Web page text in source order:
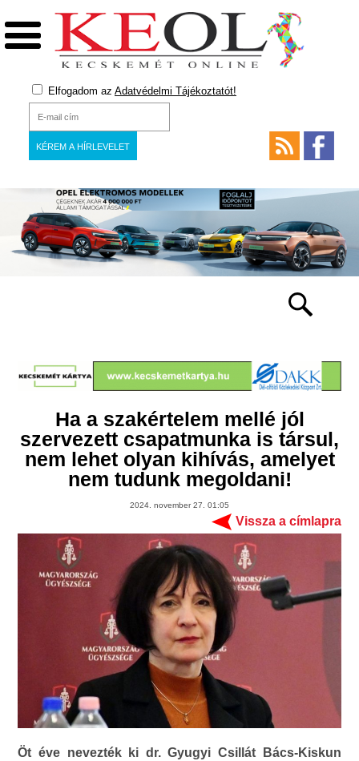
Elfogadom az Adatvédelmi Tájékoztatót!
Ha a szakértelem mellé jól
szervezett csapatmunka is társul,
nem lehet olyan kihívás, amelyet
nem tudunk megoldani!
2024. november 27. 01:05
Vissza a címlapra
Öt éve nevezték ki dr. Gyugyi Csillát Bács-Kiskun